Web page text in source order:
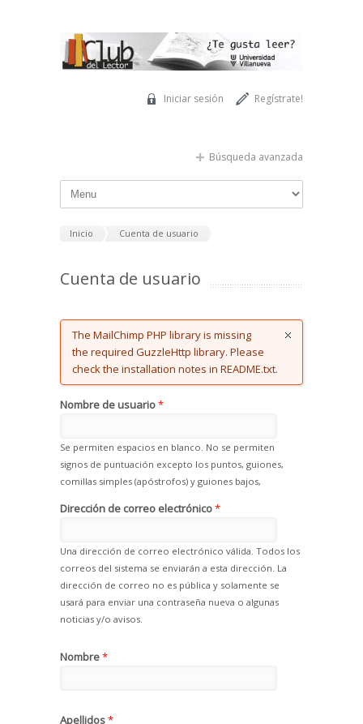
Regístrate!
Iniciar sesión
Búsqueda avanzada
Inicio Cuenta de usuario
Cuenta de usuario
Error message
The MailChimp PHP library is missing
the required GuzzleHttp library. Please
check the installation notes in README.txt.
Nombre de usuario*
Se permiten espacios en blanco. No se permiten
signos de puntuación excepto los puntos, guiones,
comillas simples (apóstrofos) y guiones bajos,
Dirección de correo electrónico*
Una dirección de correo electrónico válida. Todos los
correos del sistema se enviarán a esta dirección. La
dirección de correo no es pública y solamente se
usará para enviar una contraseña nueva o algunas
noticias y/o avisos.
Nombre*
Apellidos*